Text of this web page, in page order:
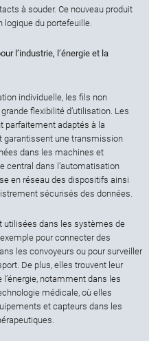
à souder. Ce nouveau produit
logique du portefeuille.
l’industrie, l’énergie et la
individuelle, les fils non
flexibilité d’utilisation. Les
parfaitement adaptés à la
une transmission
dans les machines et
central dans l’automatisation
en réseau des dispositifs ainsi
sécurisés des données.
utilisées dans les systèmes de
pour connecter des
les convoyeurs ou pour surveiller
De plus, elles trouvent leur
notamment dans les
médicale, où elles
et capteurs dans les